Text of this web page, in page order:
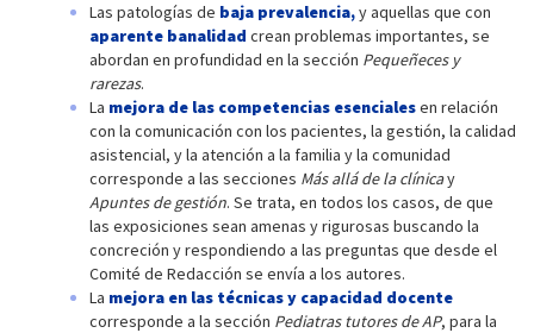
Las patologías de baja prevalencia,y aquellas que con
aparente banalidad crean problemas importantes, se
abordan en profundidad en la sección Pequeñeces y
rarezas.
La mejora de las competencias esencialesen relación
con la comunicación con los pacientes, la gestión, la calidad
asistencial, y la atención a la familia y la comunidad
corresponde a las secciones Más allá de la clínicay
Apuntes de gestión. Se trata, en todos los casos, de que
las exposiciones sean amenas y rigurosas buscando la
concreción y respondiendo a las preguntas que desde el
Comité de Redacción se envía a los autores.
La mejora en las técnicas y capacidad docente
corresponde a la sección Pediatras tutores de AP, para la